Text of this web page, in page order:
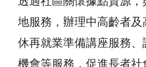
地服務，辦理中高齡者及
休再就業準備講座服務
機會等服務，促進長者